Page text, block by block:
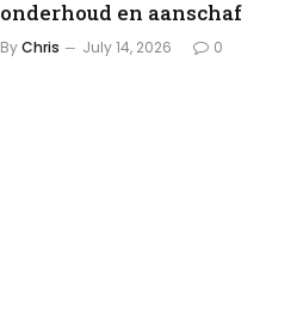
onderhoud en aanschaf
ByChris July 14, 2026 0